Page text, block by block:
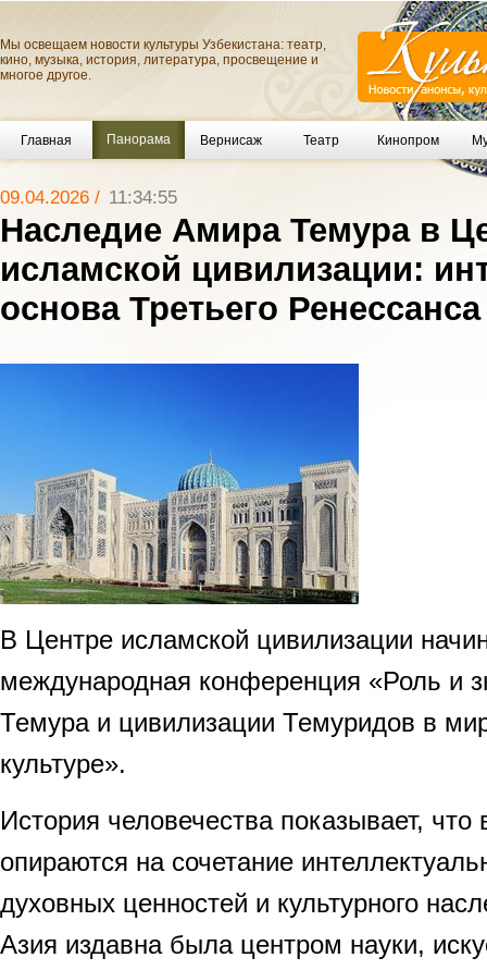
Мы освещаем новости культуры Узбекистана: театр,
кино, музыка, история, литература, просвещение и
многое другое.
Главная Панорама Вернисаж Театр Кинопром
09.04.2026 / 11:34:55
Наследие Амира Темура в
исламской цивилизации:
основа Третьего Ренессанса
В Центре исламской цивилизации
международная конференция «Роль и
Темура и цивилизации Темуридов в
культуре».
История человечества показывает,
опираются на сочетание
духовных ценностей и культурного
Азия издавна была центром науки,